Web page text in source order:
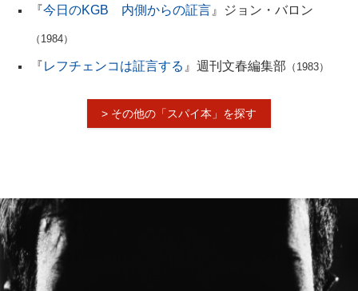
『今日のKGB 内側からの証言 』ジョン・バロン
（1984）
『レフチェンコは証言する 』週刊文春編集部 （1983）
> その他の「スパイ本」を探す